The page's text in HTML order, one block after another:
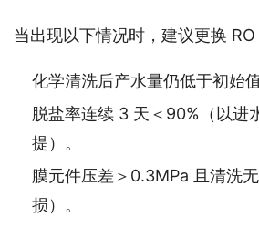
当出现以下情况时，建议更换 RO
化学清洗后产水量仍低于初始
脱盐率连续 3 天＜90%（以进
提）。
膜元件压差＞0.3MPa 且清洗
损）。